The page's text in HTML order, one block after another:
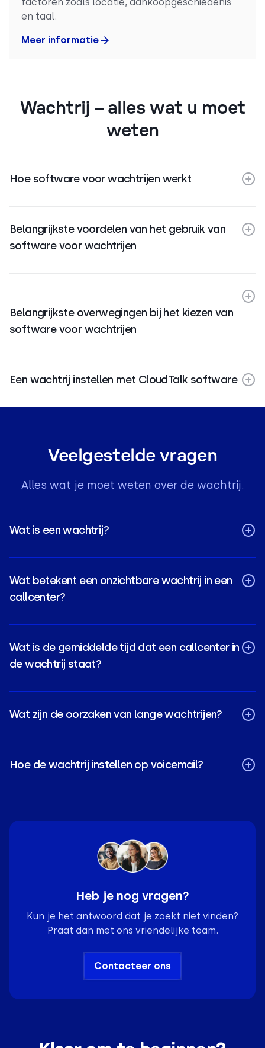
en taal.
Meer informatie
Wachtrij – alles wat u moet
weten
Hoe software voor wachtrijen werkt
Belangrijkste voordelen van het gebruik van
software voor wachtrijen
Belangrijkste overwegingen bij het kiezen van
software voor wachtrijen
Een wachtrij instellen met CloudTalk software
Veelgestelde vragen
Alles wat je moet weten over de wachtrij.
Wat is een wachtrij?
Wat betekent een onzichtbare wachtrij in een
callcenter?
Wat is de gemiddelde tijd dat een callcenter in
de wachtrij staat?
Wat zijn de oorzaken van lange wachtrijen?
Hoe de wachtrij instellen op voicemail?
Heb je nog vragen?
Kun je het antwoord dat je zoekt niet vinden?
Praat dan met ons vriendelijke team.
Contacteer ons